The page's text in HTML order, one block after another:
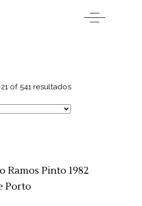
of 541 resultados
Ramos Pinto 1982
Porto